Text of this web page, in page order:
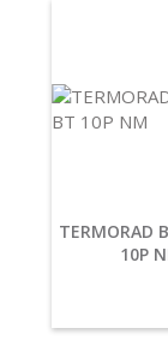
TERMORAD
10P